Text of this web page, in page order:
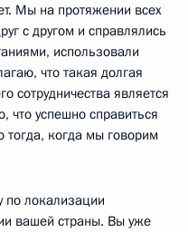
Мы на протяжении всех
с другом и справлялись
использовали
что такая долгая
сотрудничества является
что успешно справиться
когда мы говорим
по локализации
вашей страны. Вы уже